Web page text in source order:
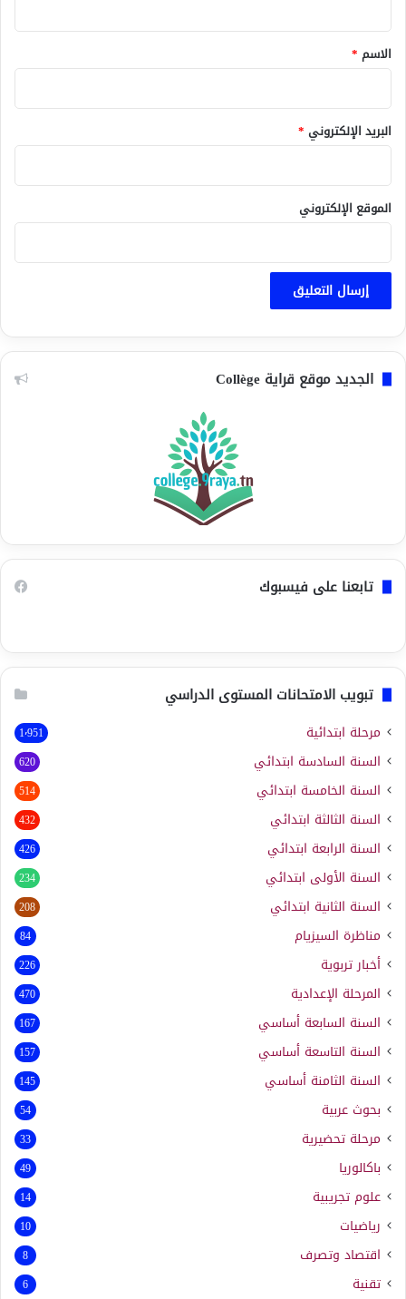
*
الاسم *
البريد الإلكتروني *
الموقع الإلكتروني
الجديد موقع قراية Collège
تابعنا على فيسبوك
تبويب الامتحانات المستوى الدراسي
مرحلة ابتدائية 1٬951
السنة السادسة ابتدائي 620
السنة الخامسة ابتدائي 514
السنة الثالثة ابتدائي 432
السنة الرابعة ابتدائي 426
السنة الأولى ابتدائي 234
السنة الثانية ابتدائي 208
مناظرة السيزيام 84
أخبار تربوية 226
المرحلة الإعدادية 470
السنة السابعة أساسي 167
السنة التاسعة أساسي 157
السنة الثامنة أساسي 145
بحوث عربية 54
مرحلة تحضيرية 33
باكالوريا 49
علوم تجريبية 14
رياضيات 10
اقتصاد وتصرف 8
تقنية 6